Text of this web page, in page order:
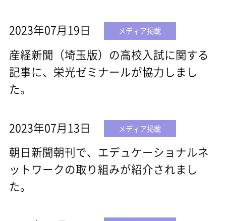
2023年07月19日 メディア掲載
産経新聞（埼玉版）の高校入試に関する
記事に、栄光ゼミナールが協力しまし
た。
2023年07月13日 メディア掲載
朝日新聞朝刊で、エデュケーショナルネ
ットワークの取り組みが紹介されまし
た。